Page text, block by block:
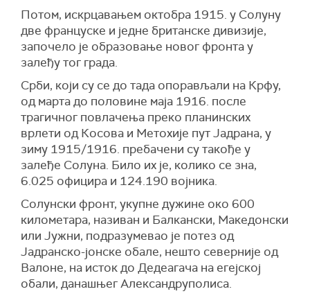
Потом, искрцавањем октобра 1915. у Солуну
две француске и једне британске дивизије,
започело је образовање новог фронта у
залеђу тог града.
Срби, који су се до тада опорављали на Крфу,
од марта до половине маја 1916. после
трагичног повлачења преко планинских
врлети од Косова и Метохије пут Јадрана, у
зиму 1915/1916. пребачени су такође у
залеђе Солуна. Било их је, колико се зна,
6.025 официра и 124.190 војника.
Солунски фронт, укупне дужине око 600
километара, називан и Балкански, Македонски
или Јужни, подразумевао је потез од
Јадранско-јонске обале, нешто северније од
Валоне, на исток до Дедеагача на егејској
обали, данашњег Александруполиса.